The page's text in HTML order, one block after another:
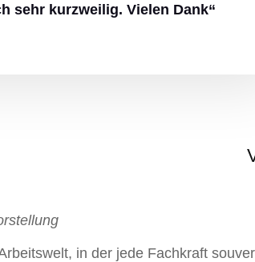
sehr kurzweilig. Vielen Dank“
in der jede Fachkraft